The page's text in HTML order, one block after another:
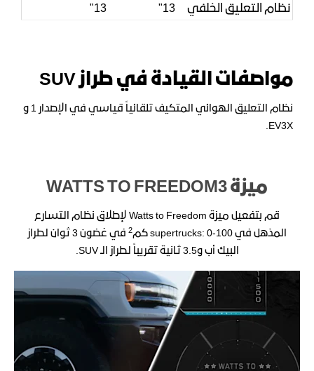
نظام التعليق الخلفي
13"
13"
مواصفات القيادة في طراز SUV
نظام التعليق الهوائي المتكيف تلقائياً قياسي في الإصدار 1 و
EV3X.
ميزة WATTS TO FREEDOM3
قم بتفعيل ميزة Watts to Freedom لإطلاق نظام التسارع
المذهل في supertrucks: 0-100 كم
2
في غضون 3 ثوان لطراز
البيك أب و3.5 ثانية تقريباً لطراز الـ SUV.